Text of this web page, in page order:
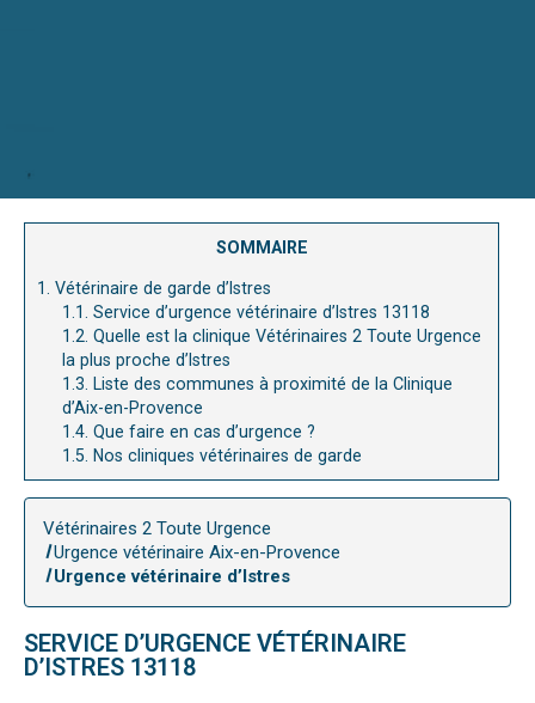
SOMMAIRE
1. Vétérinaire de garde d’Istres
1.1. Service d’urgence vétérinaire d’Istres 13118
1.2. Quelle est la clinique Vétérinaires 2 Toute Urgence
la plus proche d’Istres
1.3. Liste des communes à proximité de la Clinique
d’Aix-en-Provence
1.4. Que faire en cas d’urgence ?
1.5. Nos cliniques vétérinaires de garde
Vétérinaires 2 Toute Urgence
Urgence vétérinaire Aix-en-Provence
Urgence vétérinaire d’Istres
SERVICE D’URGENCE VÉTÉRINAIRE
D’ISTRES 13118